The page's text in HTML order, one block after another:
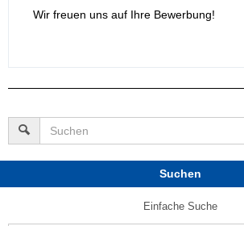
Wir freuen uns auf Ihre Bewerbung!
Suchen
Einfache Suche